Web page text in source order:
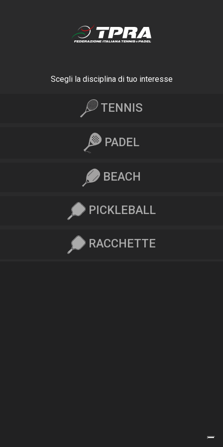
Scegli la disciplina di tuo interesse
TENNIS
PADEL
BEACH
PICKLEBALL
RACCHETTE